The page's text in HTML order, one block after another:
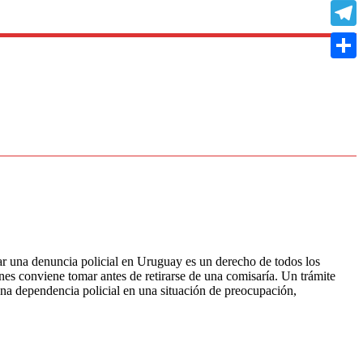
policial en Uruguay es un derecho de todos los
conviene tomar antes de retirarse de una comisaría. Un trámite
dependencia policial en una situación de preocupación,
Copy
Link